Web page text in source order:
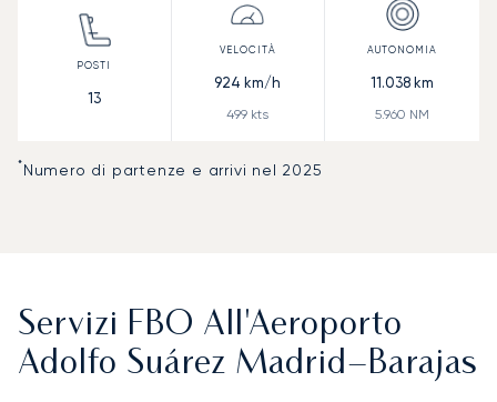
13
924 km/h
499 kts
11.038 km
5.960 NM
*Numero di partenze e arrivi nel 2025
Servizi FBO All'Aeroporto
Adolfo Suárez Madrid–Barajas